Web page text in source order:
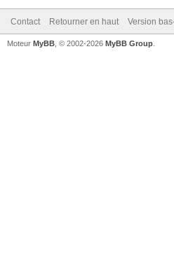
Contact Retourner en haut Version
Moteur MyBB , © 2002-2026 MyBB Group